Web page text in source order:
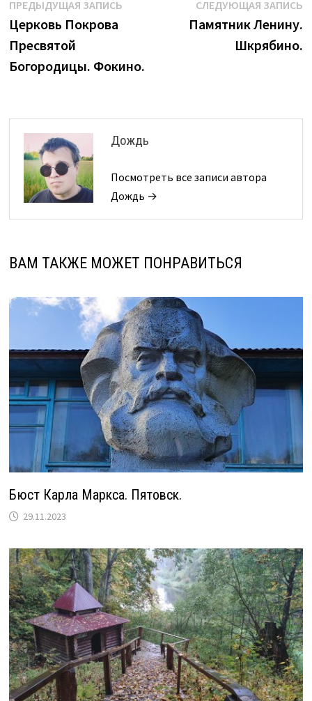
Навигация
по
записям
ПРЕДЫДУЩАЯ ЗАПИСЬПредыдущая
Церковь Покрова
Пресвятой
Богородицы. Фокино.
СЛЕДУЮЩАЯ ЗАПИСЬ
Памятник Ленину.
Шкрябино.
Дождь
Посмотреть все записи автора
Дождь →
ВАМ ТАКЖЕ МОЖЕТ ПОНРАВИТЬСЯ
Бюст Карла Маркса. Пятовск.
29.11.2023